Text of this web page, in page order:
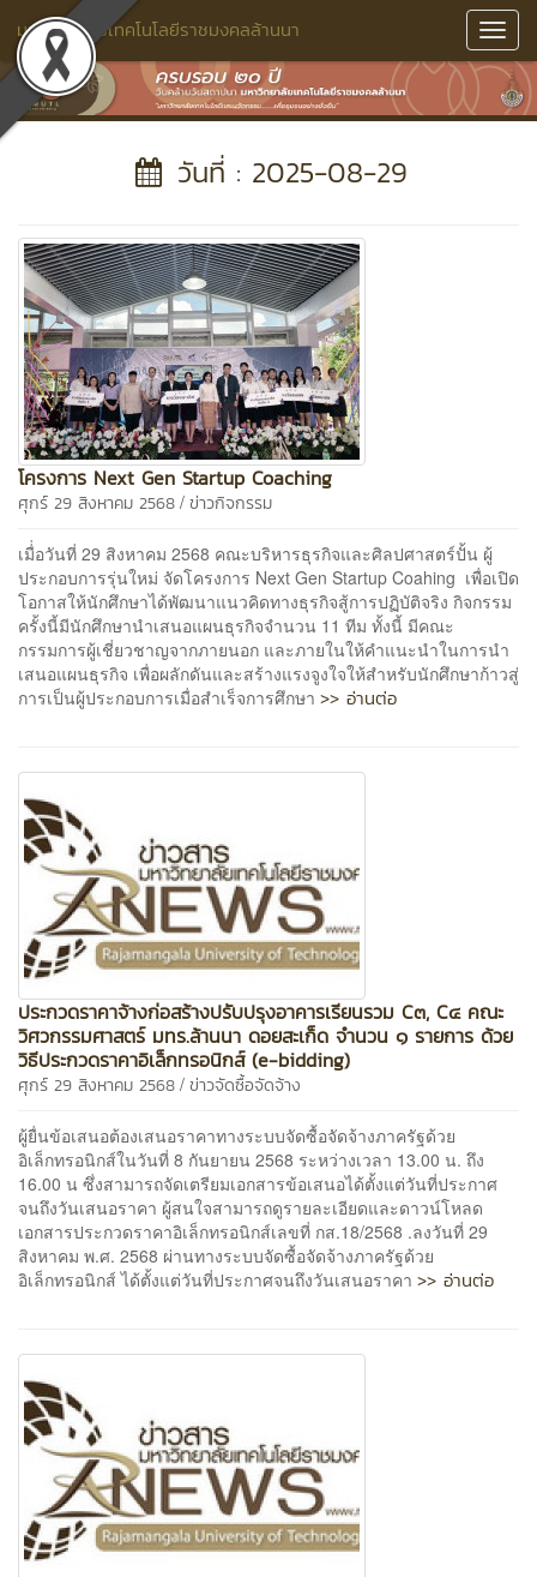
มหาวิทยาลัยเทคโนโลยีราชมงคลล้านนา
วันที่ : 2025-08-29
โครงการ Next Gen Startup Coaching
ศุกร์ 29 สิงหาคม 2568 / ข่าวกิจกรรม
เมื่่อวันที่ 29 สิงหาคม 2568 คณะบริหารธุรกิจและศิลปศาสตร์ปั้น ผู้
ประกอบการรุ่นใหม่ จัดโครงการ Next Gen Startup Coahing เพื่อเปิด
โอกาสให้นักศึกษาได้พัฒนาแนวคิดทางธุรกิจสู้การปฏิบัติจริง กิจกรรม
ครั้งนี้มีนักศึกษานำเสนอแผนธุรกิจจำนวน 11 ทีม ทั้งนี้ มีคณะ
กรรมการผู้เชี่ยวชาญจากภายนอก และภายในให้คำแนะนำในการนำ
เสนอแผนธุรกิจ เพื่อผลักดันและสร้างแรงจูงใจให้สำหรับนักศึกษาก้าวสู่
การเป็นผู้ประกอบการเมื่อสำเร็จการศึกษา >> อ่านต่อ
ประกวดราคาจ้างก่อสร้างปรับปรุงอาคารเรียนรวม C๓, C๔ คณะ
วิศวกรรมศาสตร์ มทร.ล้านนา ดอยสะเก็ด จำนวน ๑ รายการ ด้วย
วิธีประกวดราคาอิเล็กทรอนิกส์ (e-bidding)
ศุกร์ 29 สิงหาคม 2568 / ข่าวจัดซื้อจัดจ้าง
ผู้ยื่นข้อเสนอต้องเสนอราคาทางระบบจัดซื้อจัดจ้างภาครัฐด้วย
อิเล็กทรอนิกส์ในวันที่ 8 กันยายน 2568 ระหว่างเวลา 13.00 น. ถึง
16.00 น ซึ่งสามารถจัดเตรียมเอกสารข้อเสนอได้ตั้งแต่วันที่ประกาศ
จนถึงวันเสนอราคา ผู้สนใจสามารถดูรายละเอียดและดาวน์โหลด
เอกสารประกวดราคาอิเล็กทรอนิกส์เลขที่ กส.18/2568 .ลงวันที่ 29
สิงหาคม พ.ศ. 2568 ผ่านทางระบบจัดซื้อจัดจ้างภาครัฐด้วย
อิเล็กทรอนิกส์ ได้ตั้งแต่วันที่ประกาศจนถึงวันเสนอราคา >> อ่านต่อ